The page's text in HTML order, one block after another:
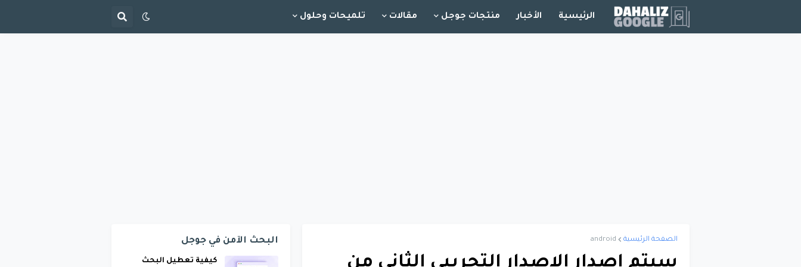
الرئيسية الأخبار منتجات جوجل مقالات تلميحات وحلول
الصفحة الرئيسية android البحث الآمن في جوجل
كيفية تعطيل البحث